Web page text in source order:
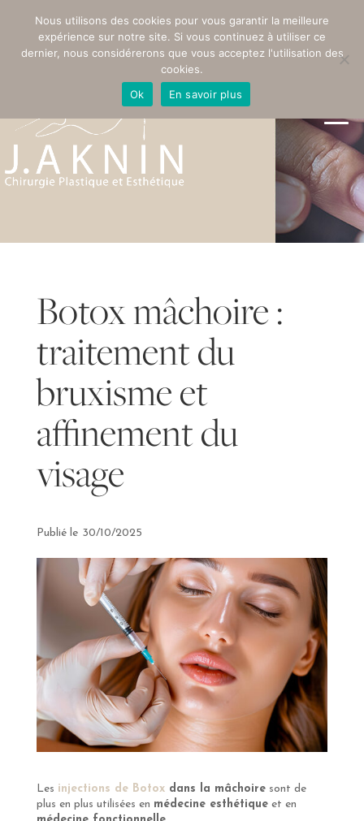
PRENDRE RENDEZ-VOUS
Botox mâchoire :
traitement du
bruxisme et
affinement du
visage
30/10/2025
Les injections de Botoxdans la mâchoiresont de
plus en plus utilisées en médecine esthétiqueet en
Nous utilisons des cookies pour vous garantir la meilleure
expérience sur notre site. Si vous continuez à utiliser ce
dernier, nous considérerons que vous acceptez l'utilisation des
cookies.
Ok
En savoir plus